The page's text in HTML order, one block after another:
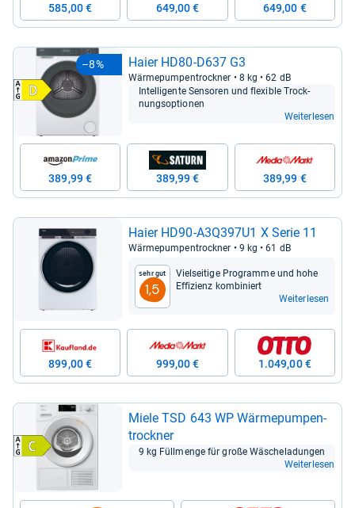
585,00 € 649,00 € 649,00 €
–8% Haier HD80-​D637 G3
Wär­me­pum­pen­trock­ner • 8 kg • 62 dB
Intel­li­gente Sen­so­ren und fle­xi­ble Trock­
nungs­op­tio­nen
Weiterlesen
389,99 € 389,99 € 389,99 €
Haier HD90-​A3Q397U1 X Serie 11
Wär­me­pum­pen­trock­ner • 9 kg • 61 dB
Sehr gut
1,5
Viel­sei­tige Pro­gramme und hohe
Effi­zi­enz kom­bi­niert
Weiterlesen
899,00 € 999,00 € 1.049,00 €
Miele TSD 643 WP Wär­me­pum­pen­
trock­ner
9 kg Füll­menge für große Wäsche­la­dun­gen
Weiterlesen